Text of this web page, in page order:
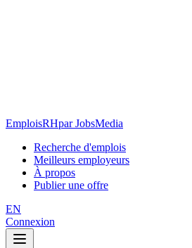
EmploisRHpar JobsMedia
Recherche d'emplois
Meilleurs employeurs
À propos
Publier une offre
EN
Connexion